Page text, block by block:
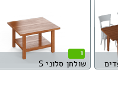
1
שולחן סלוני S